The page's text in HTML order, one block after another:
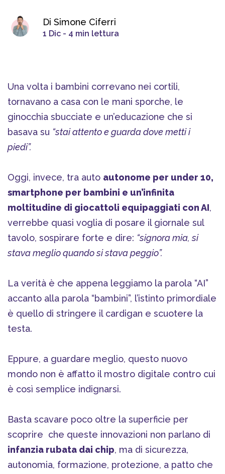
Di Simone Ciferri
1 Dic - 4 min lettura
Una volta i bambini correvano nei cortili,
tornavano a casa con le mani sporche, le
ginocchia sbucciate e un’educazione che si
basava su “stai attento e guarda dove metti i
piedi”.
Oggi, invece, tra auto autonome per under 10,
smartphone per bambini e un’infinita
moltitudine di giocattoli equipaggiati con AI,
verrebbe quasi voglia di posare il giornale sul
tavolo, sospirare forte e dire: “signora mia, si
stava meglio quando si stava peggio”.
La verità è che appena leggiamo la parola “AI”
accanto alla parola “bambini”, l’istinto primordiale
è quello di stringere il cardigan e scuotere la
testa.
Eppure, a guardare meglio, questo nuovo
mondo non è affatto il mostro digitale contro cui
è così semplice indignarsi.
Basta scavare poco oltre la superficie per
scoprire che queste innovazioni non parlano di
infanzia rubata dai chip, ma di sicurezza,
autonomia, formazione, protezione, a patto che